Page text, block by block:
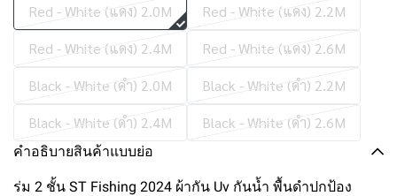
Red - White (แดง) 2.0M
Red - White (แดง) 2.2M
Red - White (แดง) 2.4M
Red - White (แดง) 2.6M
Black - White (ดำ) 2.0M
Black - White (ดำ) 2.2M
Black - White (ดำ) 2.4M
Black - White (ดำ) 2.6M
คำอธิบายสินค้าแบบย่อ
ร่ม 2 ชั้น ST Fishing 2024 ผ้ากัน Uv กันน้ำ พื้นดำปกป้อง